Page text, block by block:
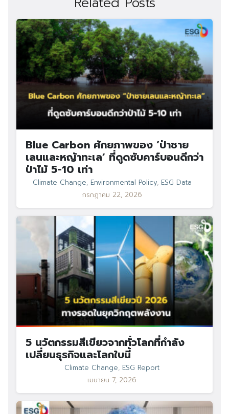
Blue Carbon ศักยภาพของ ‘ป่าชาย
เลนและหญ้าทะเล’ ที่ดูดซับคาร์บอนดีกว่า
ป่าไม้ 5-10 เท่า
Climate Change, Environmental Policy, ESG Data
กรกฎาคม 22, 2026
5 นวัตกรรมสีเขียวจากทั่วโลกที่กำลัง
เปลี่ยนธุรกิจและโลกใบนี้
Climate Change, ESG Report
เมษายน 7, 2026